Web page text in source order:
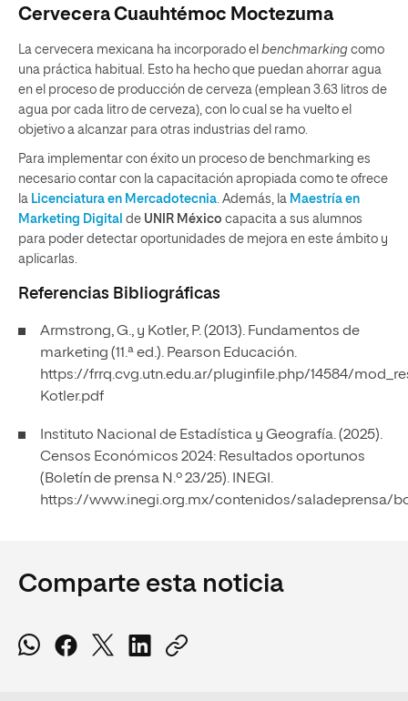
Cervecera Cuauhtémoc Moctezuma
La cervecera mexicana ha incorporado el benchmarking como
una práctica habitual. Esto ha hecho que puedan ahorrar agua
en el proceso de producción de cerveza (emplean 3.63 litros de
agua por cada litro de cerveza), con lo cual se ha vuelto el
objetivo a alcanzar para otras industrias del ramo.
Para implementar con éxito un proceso de benchmarking es
necesario contar con la capacitación apropiada como te ofrece
la Licenciatura en Mercadotecnia . Además, la Maestría en
Marketing Digital de UNIR México capacita a sus alumnos
para poder detectar oportunidades de mejora en este ámbito y
aplicarlas.
Referencias Bibliográficas
Armstrong, G., y Kotler, P. (2013). Fundamentos de
marketing (11.ª ed.). Pearson Educación.
https://frrq.cvg.utn.edu.ar/pluginfile.php/14584/
Kotler.pdf
Instituto Nacional de Estadística y Geografía. (2025).
Censos Económicos 2024: Resultados oportunos
(Boletín de prensa N.º 23/25). INEGI.
https://www.inegi.org.mx/contenidos/saladeprensa/
Comparte esta noticia